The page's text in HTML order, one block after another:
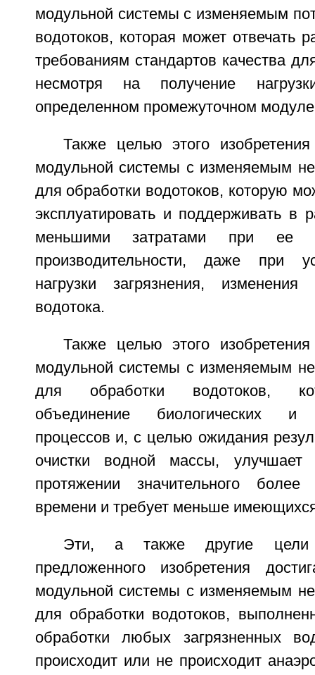
модульной системы с изменяемым
водотоков, которая может отвечать
требованиям стандартов качества
несмотря на получение
определенном промежуточном
Также целью этого
модульной системы с изменяемым
для обработки водотоков, которую
эксплуатировать и поддерживать в
меньшими затратами при ее
производительности, даже при
нагрузки загрязнения,
водотока.
Также целью этого
модульной системы с изменяемым
для обработки водотоков,
объединение биологических и
процессов и, с целью ожидания
очистки водной массы,
протяжении значительного более
времени и требует меньше
Эти, а также другие цели
предложенного изобретения
модульной системы с изменяемым
для обработки водотоков,
обработки любых загрязненных
происходит или не происходит